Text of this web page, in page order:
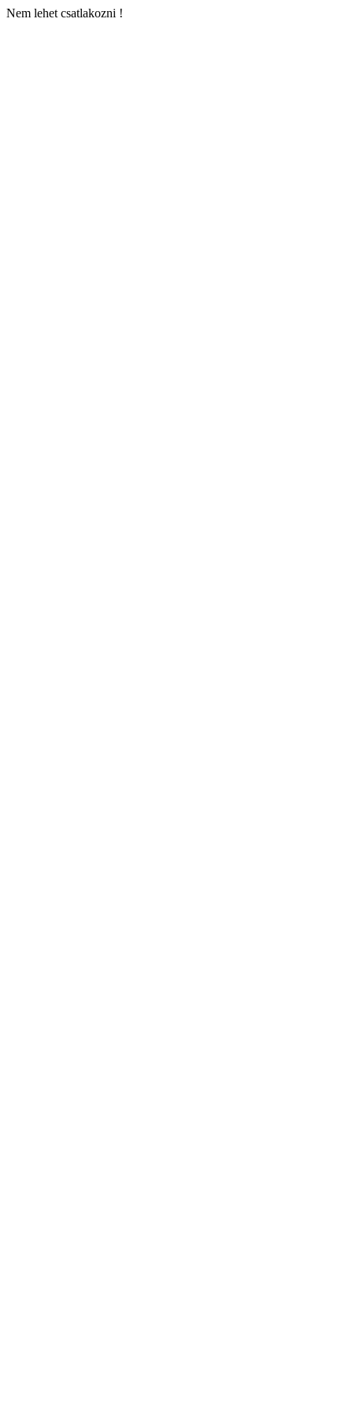
Nem lehet csatlakozni !